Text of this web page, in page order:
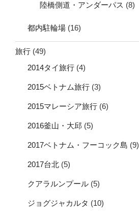
陸橋側道・アンダーパス (8)
都内駐輪場 (16)
旅行 (49)
2014タイ旅行 (4)
2015ベトナム旅行 (3)
2015マレーシア旅行 (6)
2016釜山・大邱 (5)
2017ベトナム・フーコック島 (9)
2017台北 (5)
クアラルンプール (5)
ジョグジャカルタ (10)